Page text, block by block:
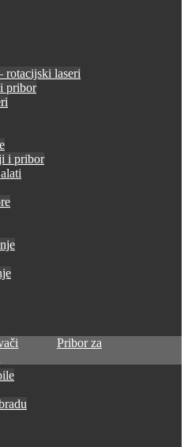
rotacijski laseri
pribor
i pribor
Pribor za